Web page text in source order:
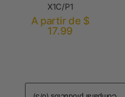
X1C/P1
A partir de $
17.99